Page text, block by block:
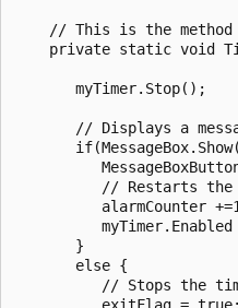
// This is the
private static void
       myTimer.Stop();
// Displays a
// Restarts
alarmCounter
myTimer.Enabled
       }
       else {
// Stops the
          exitFlag = true;